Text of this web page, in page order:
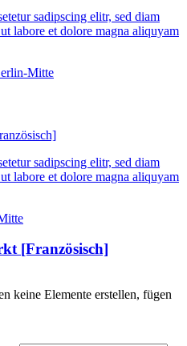
sadipscing elitr, sed diam
labore et dolore magna aliquyam
Mitte
sadipscing elitr, sed diam
labore et dolore magna aliquyam
[Französisch]
keine Elemente erstellen, fügen